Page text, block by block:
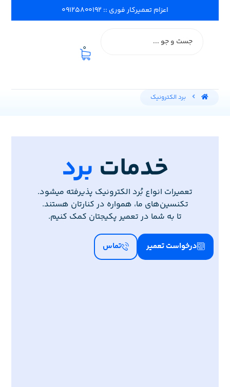
اعزام تعمیرکار فوری :: ۰۹۱۲۵۸۰۰۱۹۲
0
برد الکترونیک
خدمات برد
تعمیرات انواع بُرد الکترونیک پذیرفته میشود.
تکنسین‌های ما، همواره در کنارتان هستند.
تا به شما در تعمیر پکیجتان کمک کنیم.
درخواست تعمیر تماس